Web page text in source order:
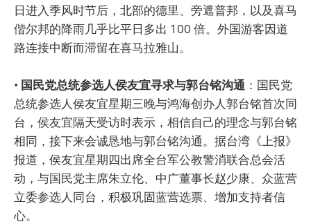
日进入季风时节后，北部的德里、旁遮普邦，以及喜马
偕尔邦的降雨几乎比平日多出 100 倍。外国游客因道
路连接中断而滞留在喜马拉雅山。
• 国民党总统参选人侯友宜寻求与郭台铭沟通 ：国民党
总统参选人侯友宜星期三晚与鸿海创办人郭台铭首次同
台，侯友宜隔天受访时表示，相信自己的理念与郭台铭
相同，接下来会诚恳地与郭台铭沟通。据台湾《上报》
报道，侯友宜星期四出席全台军公教警消联合总会活
动，与国民党主席朱立伦、中广董事长赵少康、众蓝营
立委参选人同台，积极巩固蓝营选票、增加支持者信
心。